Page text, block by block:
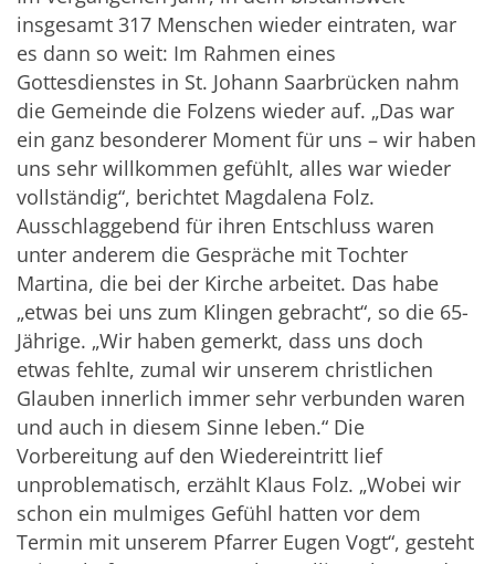
insgesamt 317 Menschen wieder eintraten, war
es dann so weit: Im Rahmen eines
Gottesdienstes in St. Johann Saarbrücken nahm
die Gemeinde die Folzens wieder auf. „Das war
ein ganz besonderer Moment für uns – wir haben
uns sehr willkommen gefühlt, alles war wieder
vollständig“, berichtet Magdalena Folz.
Ausschlaggebend für ihren Entschluss waren
unter anderem die Gespräche mit Tochter
Martina, die bei der Kirche arbeitet. Das habe
„etwas bei uns zum Klingen gebracht“, so die 65-
Jährige. „Wir haben gemerkt, dass uns doch
etwas fehlte, zumal wir unserem christlichen
Glauben innerlich immer sehr verbunden waren
und auch in diesem Sinne leben.“ Die
Vorbereitung auf den Wiedereintritt lief
unproblematisch, erzählt Klaus Folz. „Wobei wir
schon ein mulmiges Gefühl hatten vor dem
Termin mit unserem Pfarrer Eugen Vogt“, gesteht